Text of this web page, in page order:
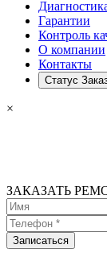
Гарантии
Контроль
О компании
Контакты
Статус
×
ЗАКАЗАТЬ